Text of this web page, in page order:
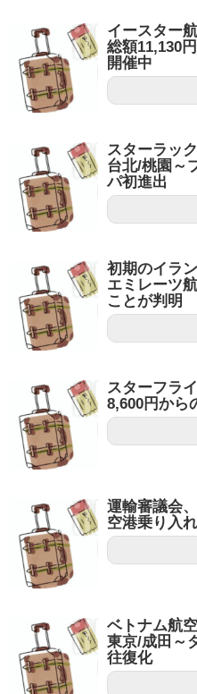
イースター
総額11,130
開催中
スターラッ
台北/桃園～
パ初進出
初期のイラ
エミレーツ
ことが判明
スターフラ
8,600円から
運輸審議会
空港乗り入
ベトナム航
東京/成田～
往復化